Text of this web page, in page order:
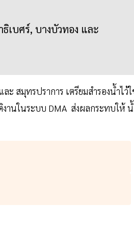
บศร์, บางบัวทอง และ
สมุทรปราการ เตรียมสำรองน้ำไว้
านในระบบ DMA ส่งผลกระทบให้